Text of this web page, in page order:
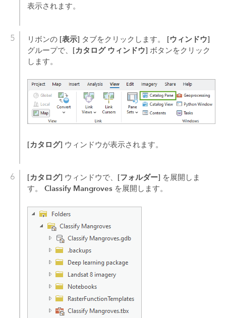
表示されます。
リボンの [表示] タブをクリックします。 [ウィンドウ]
グループで、 [カタログ ウィンドウ] ボタンをクリック
します。
[カタログ] ウィンドウが表示されます。
[カタログ] ウィンドウで、 [フォルダー] を展開しま
す。Classify Mangroves を展開します。